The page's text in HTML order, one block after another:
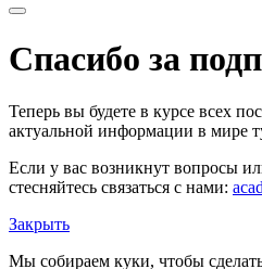
Спасибо за
Теперь вы будете в курсе всех
актуальной информации в мире
Если у вас возникнут вопросы
стесняйтесь связаться с нами:
Закрыть
Мы собираем куки, чтобы